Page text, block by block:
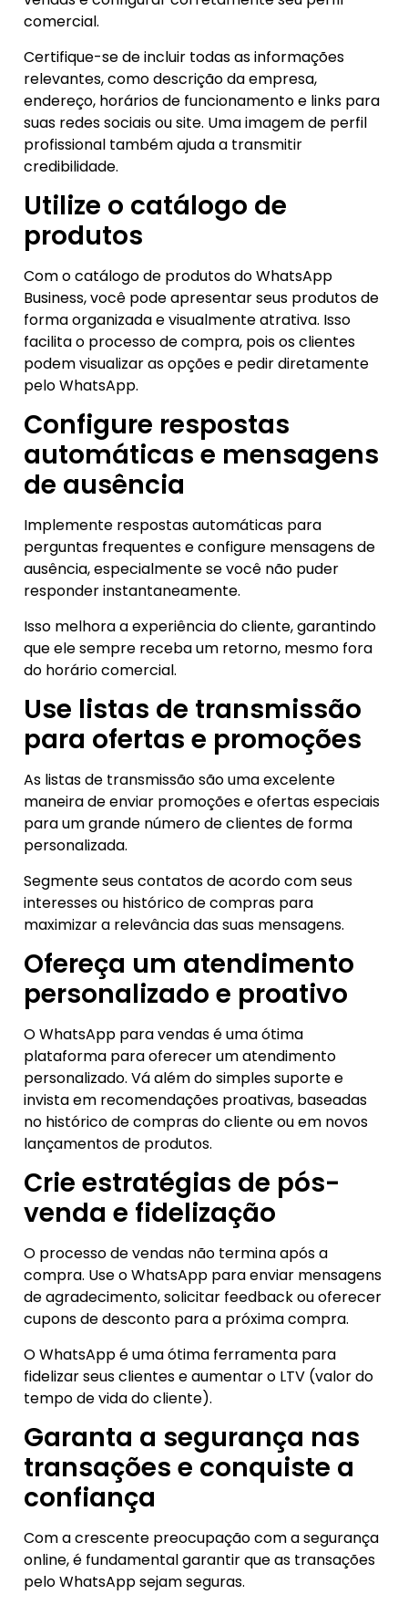
comercial.
Certifique-se de incluir todas as informações
relevantes, como descrição da empresa,
endereço, horários de funcionamento e links para
suas redes sociais ou site. Uma imagem de perfil
profissional também ajuda a transmitir
credibilidade.
Utilize o catálogo de
produtos
Com o catálogo de produtos do WhatsApp
Business, você pode apresentar seus produtos de
forma organizada e visualmente atrativa. Isso
facilita o processo de compra, pois os clientes
podem visualizar as opções e pedir diretamente
pelo WhatsApp.
Configure respostas
automáticas e mensagens
de ausência
Implemente respostas automáticas para
perguntas frequentes e configure mensagens de
ausência, especialmente se você não puder
responder instantaneamente.
Isso melhora a experiência do cliente, garantindo
que ele sempre receba um retorno, mesmo fora
do horário comercial.
Use listas de transmissão
para ofertas e promoções
As listas de transmissão são uma excelente
maneira de enviar promoções e ofertas especiais
para um grande número de clientes de forma
personalizada.
Segmente seus contatos de acordo com seus
interesses ou histórico de compras para
maximizar a relevância das suas mensagens.
Ofereça um atendimento
personalizado e proativo
O WhatsApp para vendas é uma ótima
plataforma para oferecer um atendimento
personalizado. Vá além do simples suporte e
invista em recomendações proativas, baseadas
no histórico de compras do cliente ou em novos
lançamentos de produtos.
Crie estratégias de pós-
venda e fidelização
O processo de vendas não termina após a
compra. Use o WhatsApp para enviar mensagens
de agradecimento, solicitar feedback ou oferecer
cupons de desconto para a próxima compra.
O WhatsApp é uma ótima ferramenta para
fidelizar seus clientes e aumentar o LTV (valor do
tempo de vida do cliente).
Garanta a segurança nas
transações e conquiste a
confiança
Com a crescente preocupação com a segurança
online, é fundamental garantir que as transações
pelo WhatsApp sejam seguras.